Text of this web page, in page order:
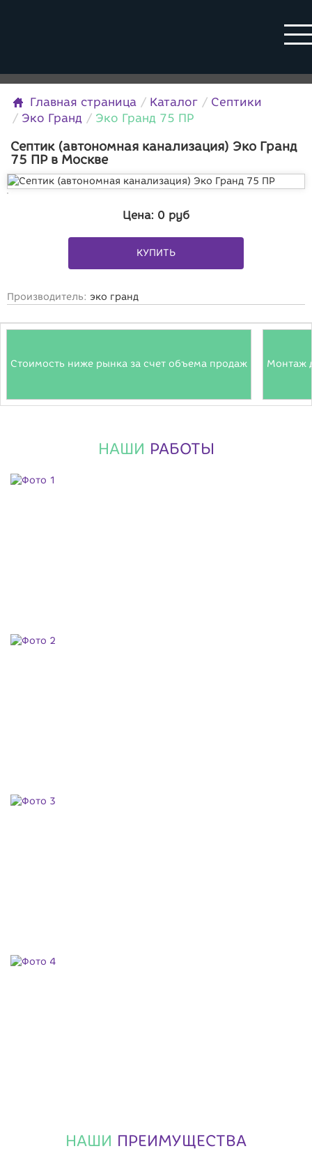
Главная страница Каталог
Септики
Эко Гранд
Эко Гранд 75 ПР
Септик (автономная канализация) Эко Гранд
75 ПР в Москве
Цена: 0 руб
КУПИТЬ
Производитель: эко гранд
Стоимость ниже рынка за счет объема продаж Монтаж
НАШИ РАБОТЫ
НАШИ ПРЕИМУЩЕСТВА